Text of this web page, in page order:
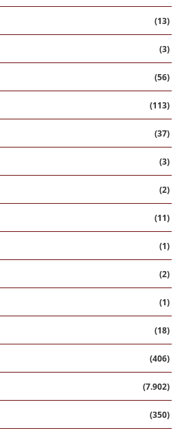
(13)
(3)
(56)
(113)
(37)
(3)
(2)
(11)
(1)
(2)
(1)
(18)
(406)
(7.902)
(350)